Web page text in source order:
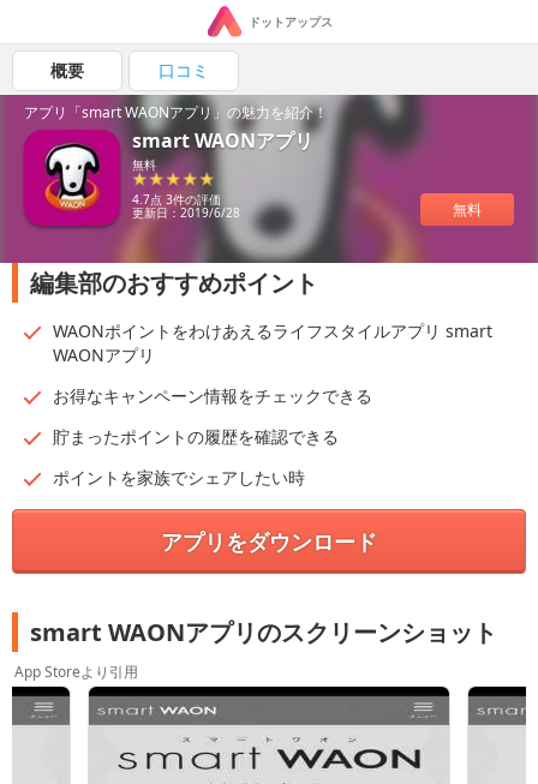
ドットアップス
概要 口コミ
アプリ「smart WAONアプリ」の魅力を紹介！
smart WAONアプリ
無料
4.7点 3件の評価
更新日：2019/6/28 無料
編集部のおすすめポイント
WAONポイントをわけあえるライフスタイルアプリ smart
WAONアプリ
お得なキャンペーン情報をチェックできる
貯まったポイントの履歴を確認できる
ポイントを家族でシェアしたい時
アプリをダウンロード
smart WAONアプリのスクリーンショット
App Storeより引用